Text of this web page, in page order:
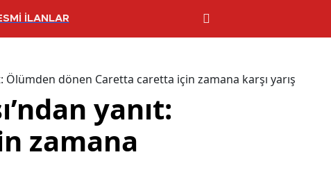
İLANLAR
Ölümden dönen Caretta caretta için zamana karşı yarış
yanıt:
zamana